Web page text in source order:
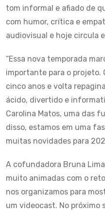
tom informal e afiado de
com humor, crítica e
audiovisual e hoje circula
“Essa nova temporada
importante para o projeto.
cinco anos e volta
ácido, divertido e
Carolina Matos, uma das
disso, estamos em uma
muitas novidades para
A cofundadora Bruna
muito animadas com o
nos organizamos para
um videocast. No próximo